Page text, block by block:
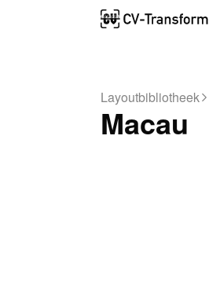
Layoutbibliotheek
Macau